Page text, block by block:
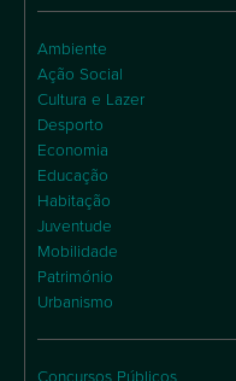
Ambiente
Ação Social
Cultura e Lazer
Desporto
Economia
Educação
Habitação
Juventude
Mobilidade
Património
Urbanismo